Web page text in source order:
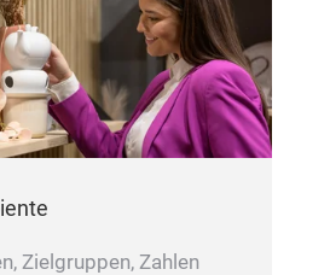
Zielgruppen, Zahlen